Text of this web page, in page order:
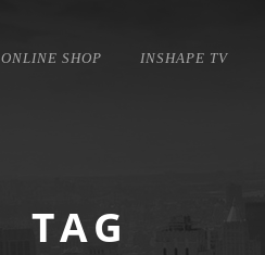
ONLINE SHOP INSHAPE TV
TAG